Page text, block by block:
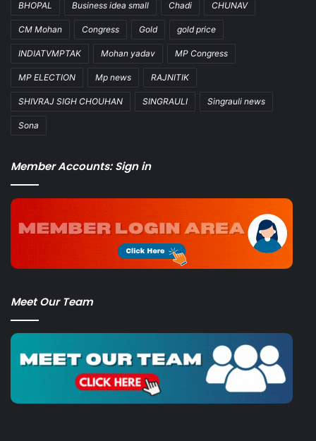
BHOPAL Business idea small Chadi CHUNAV
CM Mohan Congress Gold gold price
INDIATVMPTAK Mohan yadav MP Congress
MP ELECTION Mp news RAJNITIK
SHIVRAJ SIGH CHOUHAN SINGRAULI Singrauli news
Sona
Member Accounts: Sign in
Meet Our Team